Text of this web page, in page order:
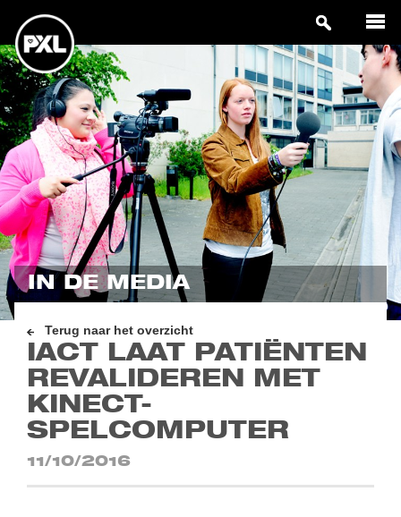
IN DE MEDIA
Terug naar het overzicht
IACT LAAT PATIËNTEN
REVALIDEREN MET
KINECT-
SPELCOMPUTER
11/10/2016